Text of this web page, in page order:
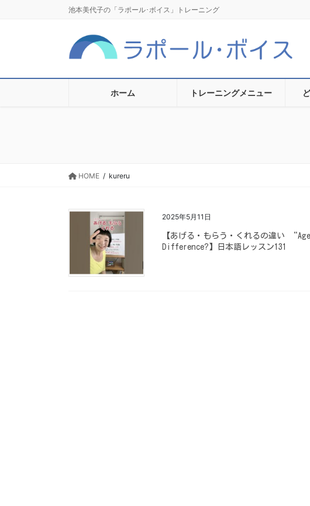
に
ョ
池本美代子の「ラポール･ボイス」トレーニング
ホーム トレーニングメニュー
HOME kureru
2025年5月11日
【あげる・もらう・くれるの違い
Difference?】日本語レッスン131